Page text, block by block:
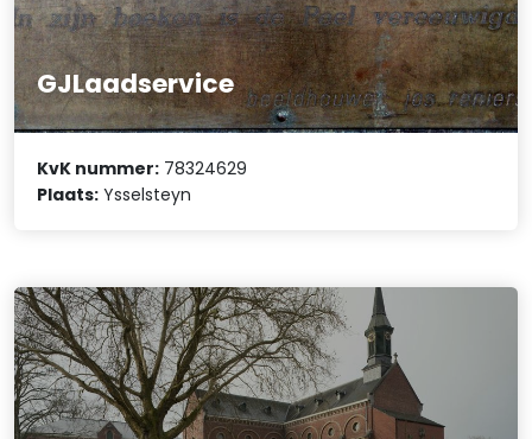
GJLaadservice
KvK nummer: 78324629
Plaats: Ysselsteyn